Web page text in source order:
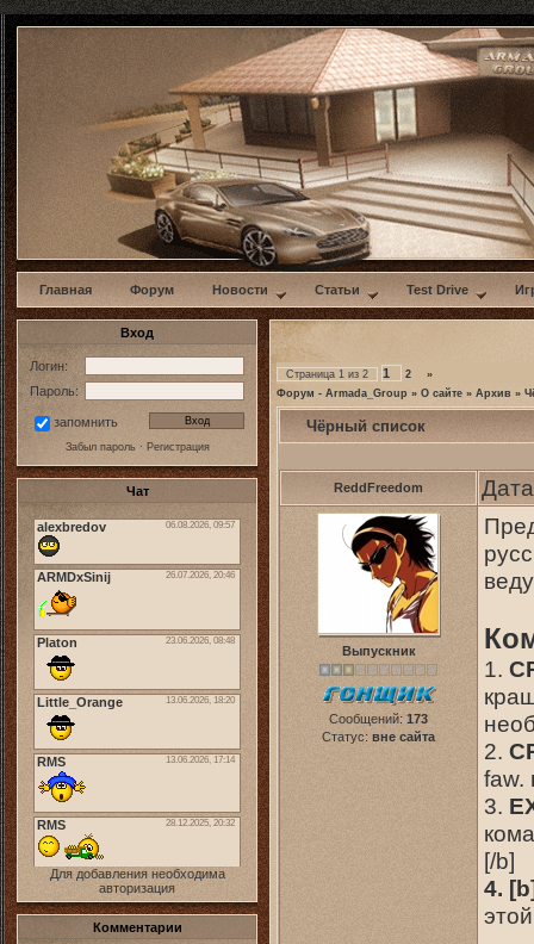
w
Главная Форум Новости Статьи Test Drive
Вход
Логин:
Пароль:
запомнить
Забыл пароль· Регистрация
Чат
Для добавления необходима
авторизация
Комментарии
Страница 1 из 2 1 2
»
Форум - Armada_Group » О сайте » Архив »
Чёрный список
ReddFreedom
Выпускник
Сообщений: 173
Статус: вне сайта
1.
2.
faw.
3.
[/b]
4.